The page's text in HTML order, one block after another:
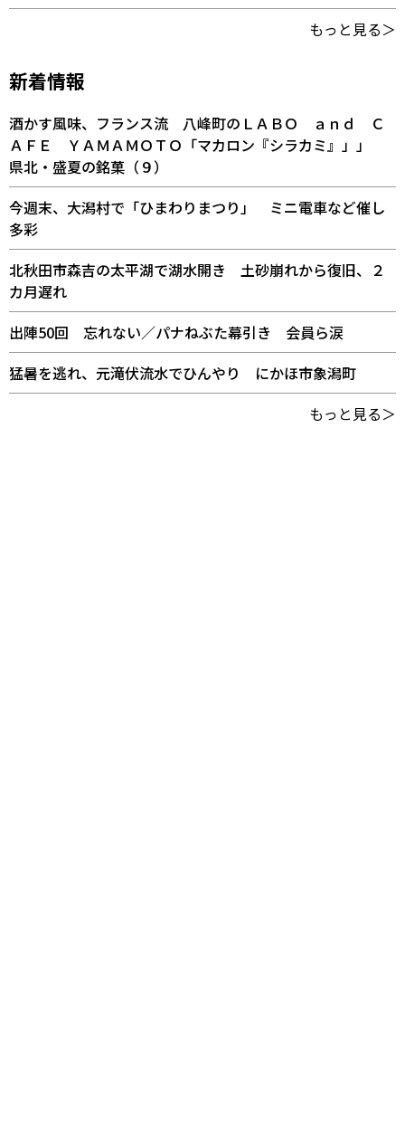
もっと見る＞
新着情報
酒かす風味、フランス流 八峰町のＬＡＢＯ ａｎｄ Ｃ
ＡＦＥ ＹＡＭＡＭＯＴＯ「マカロン『シラカミ』」」
県北・盛夏の銘菓（９）
今週末、大潟村で「ひまわりまつり」 ミニ電車など催し
多彩
北秋田市森吉の太平湖で湖水開き 土砂崩れから復旧、２
カ月遅れ
出陣50回 忘れない／パナねぶた幕引き 会員ら涙
猛暑を逃れ、元滝伏流水でひんやり にかほ市象潟町
もっと見る＞